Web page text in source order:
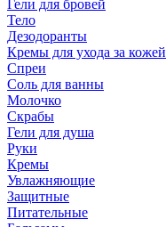
Гели для бровей
Тело
Дезодоранты
Кремы для ухода за кожей
Спреи
Соль для ванны
Молочко
Скрабы
Гели для душа
Руки
Кремы
Увлажняющие
Защитные
Питательные